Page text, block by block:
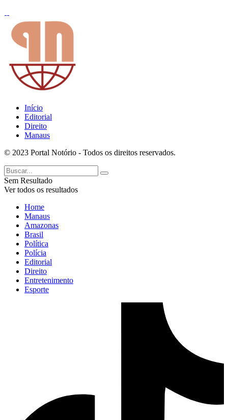
Início
Editorial
Direito
Manaus
© 2023 Portal Notório - Todos os direitos reservados.
Sem Resultado
Ver todos os resultados
Home
Manaus
Amazonas
Brasil
Política
Polícia
Editorial
Direito
Entretenimento
Esporte